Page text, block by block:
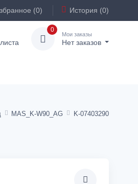
(0) История (0)
0
Мои заказы
Нет заказов
MAS_K-W90_AG K-07403290